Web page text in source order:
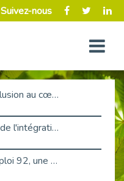
Suivez-nous
[Retour sur événement] L'inclusion au cœur de la Place de l'Emploi à La Défense !
Travailler autrement : Le défi de l'intégration des maladies chroniques en entreprise
Primark recrute avec Cap Emploi 92, une matinée couronnée de succès !